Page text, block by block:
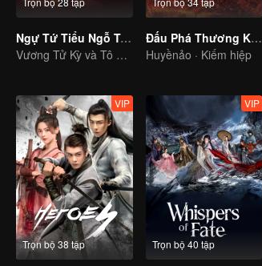
Ngự Tứ Tiểu Ngỗ Tác 2
Vương Tử Kỳ và Tô Hiểu Đồng vừa yêu đương vừa phá án
Đấu Phá Thương Khung: Thiếu Niên Trở Về
Huyềnảo · Kiếm hiệp
Trọn bộ 38 tập
VIP
Trọn bộ 40 tập
VIP